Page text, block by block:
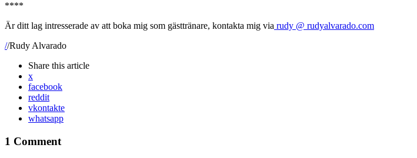
****
Är ditt lag intresserade av att boka mig som gästtränare, kontakta mig via rudy @ rudyalvarado.com
//Rudy Alvarado
Share this article
x
facebook
reddit
vkontakte
whatsapp
1 Comment